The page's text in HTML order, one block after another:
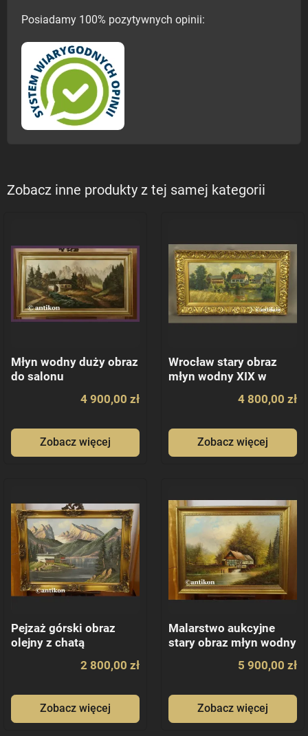
Posiadamy 100% pozytywnych opinii:
Zobacz inne produkty z tej samej kategorii
Młyn wodny duży obraz
do salonu
4 900,00 zł
Zobacz więcej
Wrocław stary obraz
młyn wodny XIX w
4 800,00 zł
Zobacz więcej
Pejzaż górski obraz
olejny z chatą
2 800,00 zł
Zobacz więcej
Malarstwo aukcyjne
stary obraz młyn wodny
5 900,00 zł
Zobacz więcej